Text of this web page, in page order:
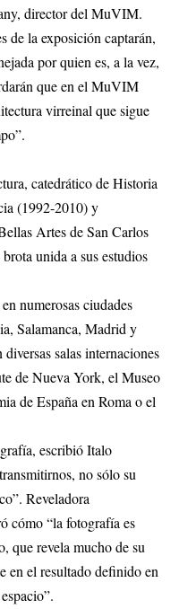
director del MuVIM.
de la exposición captarán,
por quien es, a la vez,
que en el MuVIM
virreinal que sigue
catedrático de Historia
(1992-2010) y
Artes de San Carlos
unida a sus estudios
numerosas ciudades
Salamanca, Madrid y
salas internaciones
de Nueva York, el Museo
de España en Roma o el
escribió Italo
no sólo su
Reveladora
cómo “la fotografía es
que revela mucho de su
en el resultado definido en